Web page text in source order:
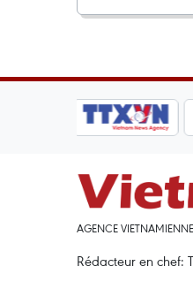
AGENCE
Rédacteur en chef: